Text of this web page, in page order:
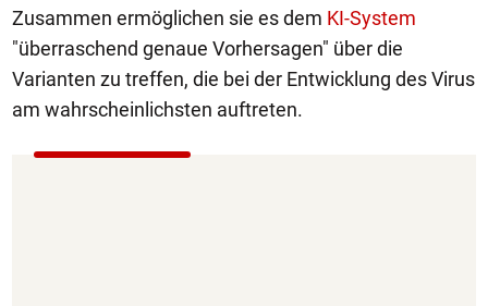
Zusammen ermöglichen sie es dem KI-System
"überraschend genaue Vorhersagen" über die
Varianten zu treffen, die bei der Entwicklung des Virus
am wahrscheinlichsten auftreten.